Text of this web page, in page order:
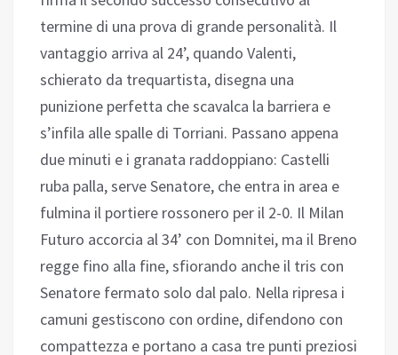
termine di una prova di grande personalità. Il
vantaggio arriva al 24’, quando Valenti,
schierato da trequartista, disegna una
punizione perfetta che scavalca la barriera e
s’infila alle spalle di Torriani. Passano appena
due minuti e i granata raddoppiano: Castelli
ruba palla, serve Senatore, che entra in area e
fulmina il portiere rossonero per il 2-0. Il Milan
Futuro accorcia al 34’ con Domnitei, ma il Breno
regge fino alla fine, sfiorando anche il tris con
Senatore fermato solo dal palo. Nella ripresa i
camuni gestiscono con ordine, difendono con
compattezza e portano a casa tre punti preziosi